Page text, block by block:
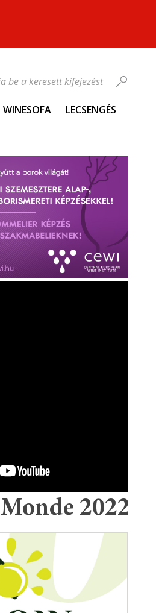
WINESOFA LECSENGÉS
be a keresett kifejezést
2022